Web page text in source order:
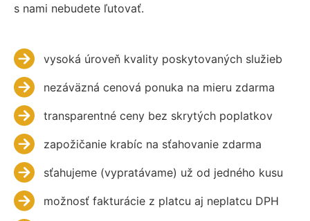
s nami nebudete ľutovať.
vysoká úroveň kvality poskytovaných služieb
nezáväzná cenová ponuka na mieru zdarma
transparentné ceny bez skrytých poplatkov
zapožičanie krabíc na sťahovanie zdarma
sťahujeme (vypratávame) už od jedného kusu
možnosť fakturácie z platcu aj neplatcu DPH